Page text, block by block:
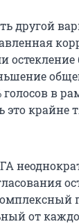
другой
остекление
голосов в
это крайне
от